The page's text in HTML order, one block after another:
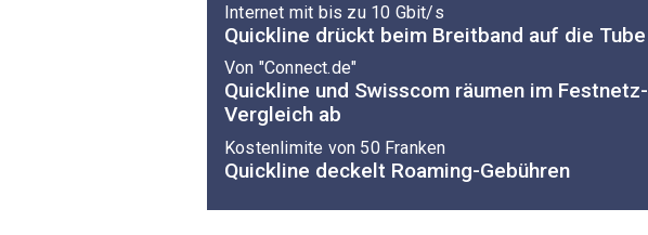
Internet mit bis zu 10 Gbit/s
Quickline drückt beim Breitband auf die Tube
Von "Connect.de"
Quickline und Swisscom räumen im Festnetz-
Vergleich ab
Kostenlimite von 50 Franken
Quickline deckelt Roaming-Gebühren